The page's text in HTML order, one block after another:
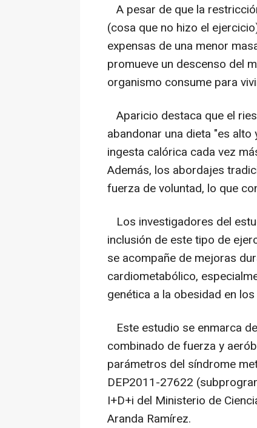
A pesar de que la
(cosa que no hizo el
expensas de una menor
promueve un descenso del
organismo consume para
Aparicio destaca que el
abandonar una dieta "es alto
ingesta calórica cada vez
Además, los abordajes
fuerza de voluntad, lo que
Los investigadores del
inclusión de este tipo de
se acompañe de mejoras
cardiometabólico,
genética a la obesidad en
Este estudio se enmarca
combinado de fuerza y
parámetros del síndrome
DEP2011-27622
I+D+i del Ministerio de
Aranda Ramírez.